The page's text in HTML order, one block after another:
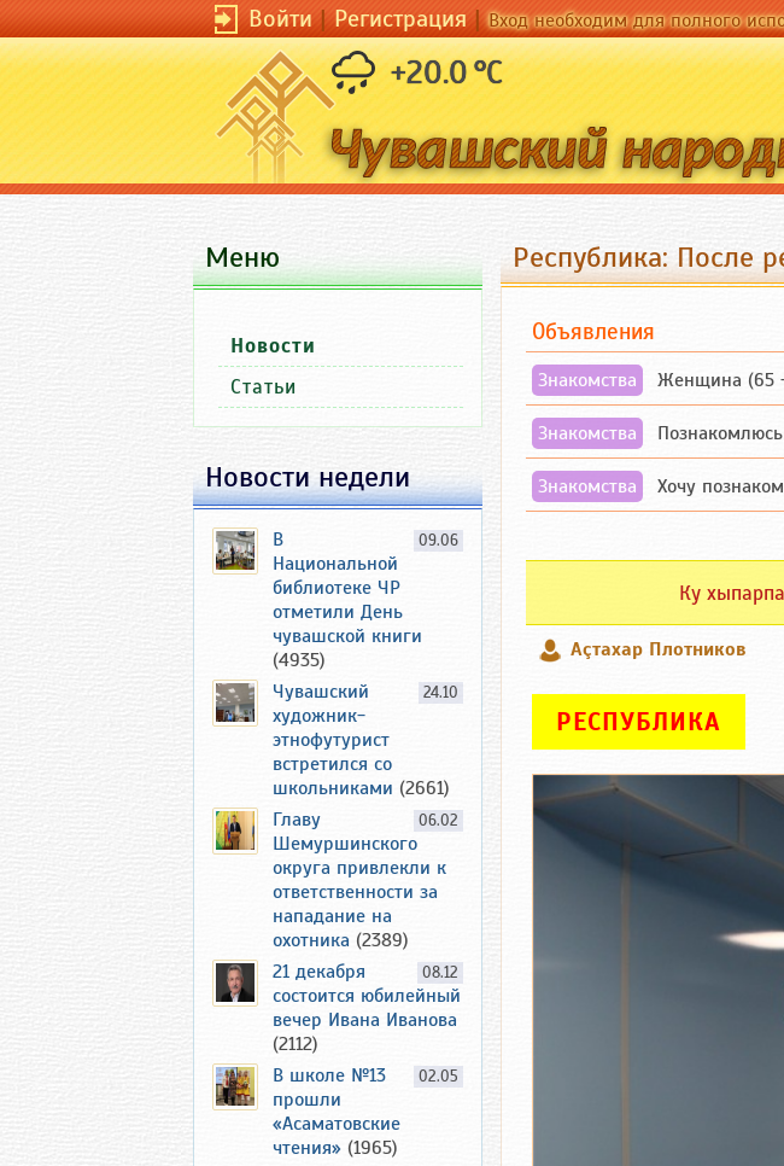
Войти|Регистрация|Вход необходим для полного
+20.0 °C
Республика: После
Объявления
Знакомства Женщина (65 -
Знакомства
Знакомства Хочу
Ку
Аçтахар Плотников
РЕСПУБЛИКА
Меню
Новости
Статьи
Новости недели
09.06
В
Национальной
библиотеке ЧР
отметили День
чувашской книги
(4935)
24.10
Чувашский
художник-
этнофутурист
встретился со
школьниками (2661)
06.02
Главу
Шемуршинского
округа привлекли к
ответственности за
нападание на
охотника (2389)
08.12
21 декабря
состоится юбилейный
вечер Ивана Иванова
(2112)
02.05
В школе №13
прошли
«Асаматовские
чтения» (1965)